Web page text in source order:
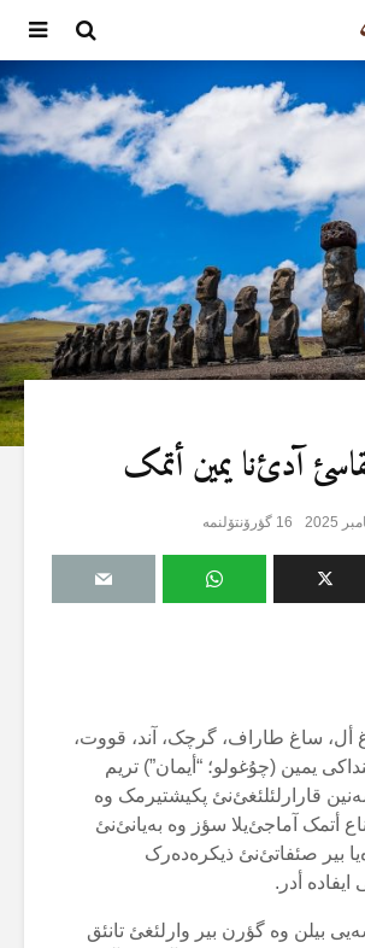
آدئ‌نا یمین أتمک
16 گؤرۆنتۆلنمە
أل، ساغ طاراف، گرچک، آند، قووت،
یمین (چۇغولو؛ “أیمان”) تریم
قارارلئلئغئ‌نئ پکیشتیرمک وە
أتمک آماجئ‌یلا سؤز وە بەیانئ‌نئ
بیر صئفاتئ‌نئ ذیکرەدەرک
ایفادە أدر.
بیلن وە گؤرن بیر وارلئغئ تانئق